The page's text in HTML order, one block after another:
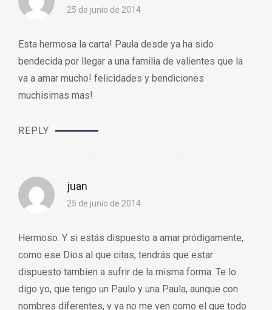
25 de junio de 2014
Esta hermosa la carta! Paula desde ya ha sido
bendecida por llegar a una familia de valientes que la
va a amar mucho! felicidades y bendiciones
muchisimas mas!
REPLY
juan
25 de junio de 2014
Hermoso. Y si estás dispuesto a amar pródigamente,
como ese Dios al que citas, tendrás que estar
dispuesto tambien a sufrir de la misma forma. Te lo
digo yo, que tengo un Paulo y una Paula, aunque con
nombres diferentes, y ya no me ven como el que todo